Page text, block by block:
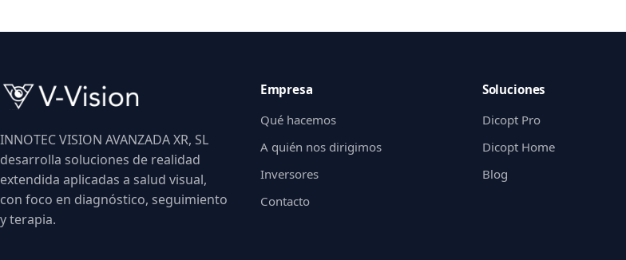
INNOTEC VISION AVANZADA XR, SL
desarrolla soluciones de realidad
extendida aplicadas a salud visual,
con foco en diagnóstico, seguimiento
y terapia.
Empresa
Qué hacemos
A quién nos dirigimos
Inversores
Contacto
Soluciones
Dicopt Pro
Dicopt Home
Blog